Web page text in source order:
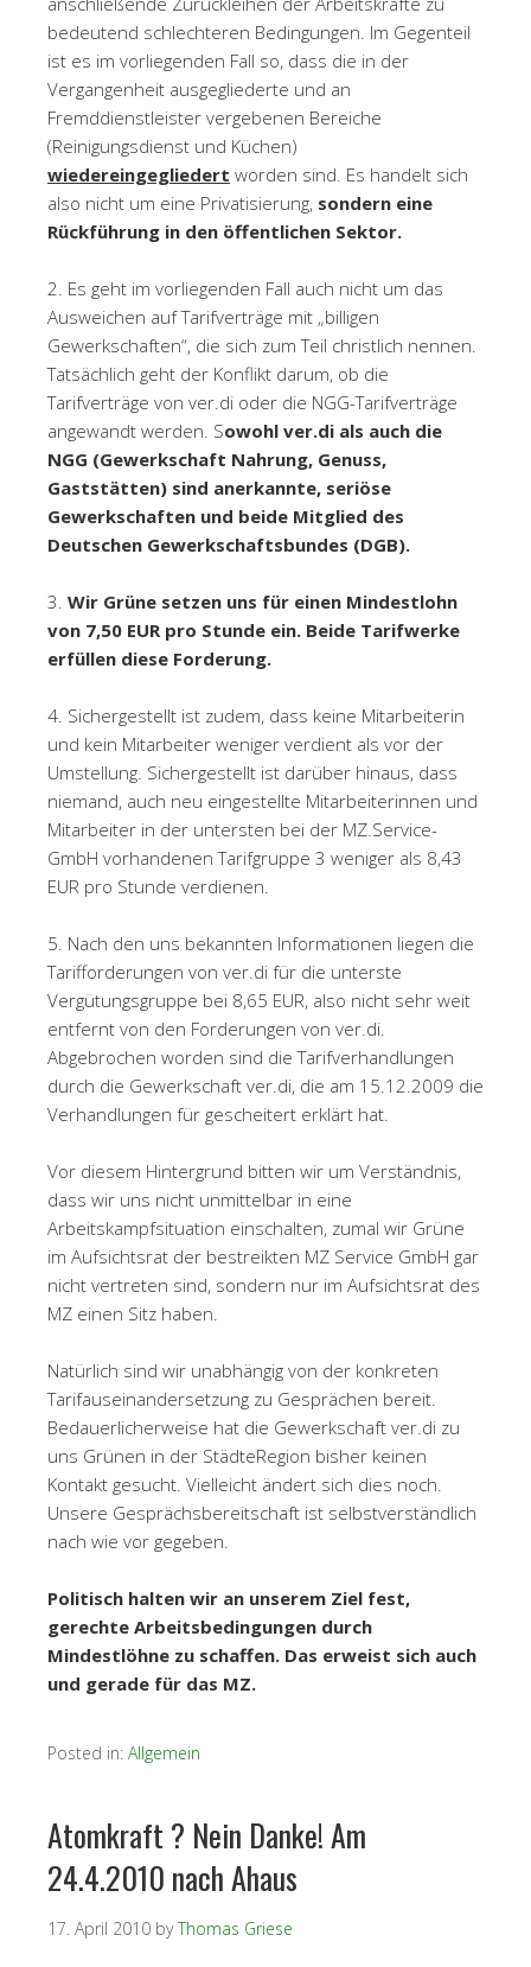
bedeutend schlechteren Bedingungen. Im Gegenteil
ist es im vorliegenden Fall so, dass die in der
Vergangenheit ausgegliederte und an
Fremddienstleister vergebenen Bereiche
(Reinigungsdienst und Küchen)
wiedereingegliedert worden sind. Es handelt sich
also nicht um eine Privatisierung, sondern eine
Rückführung in den öffentlichen Sektor.
2. Es geht im vorliegenden Fall auch nicht um das
Ausweichen auf Tarifverträge mit „billigen
Gewerkschaften“, die sich zum Teil christlich nennen.
Tatsächlich geht der Konflikt darum, ob die
Tarifverträge von ver.di oder die NGG-Tarifverträge
angewandt werden. Sowohl ver.di als auch die
NGG (Gewerkschaft Nahrung, Genuss,
Gaststätten) sind anerkannte, seriöse
Gewerkschaften und beide Mitglied des
Deutschen Gewerkschaftsbundes (DGB).
3. Wir Grüne setzen uns für einen Mindestlohn
von 7,50 EUR pro Stunde ein. Beide Tarifwerke
erfüllen diese Forderung.
4. Sichergestellt ist zudem, dass keine Mitarbeiterin
und kein Mitarbeiter weniger verdient als vor der
Umstellung. Sichergestellt ist darüber hinaus, dass
niemand, auch neu eingestellte Mitarbeiterinnen und
Mitarbeiter in der untersten bei der MZ.Service-
GmbH vorhandenen Tarifgruppe 3 weniger als 8,43
EUR pro Stunde verdienen.
5. Nach den uns bekannten Informationen liegen die
Tarifforderungen von ver.di für die unterste
Vergütungsgruppe bei 8,65 EUR, also nicht sehr weit
entfernt von den Forderungen von ver.di.
Abgebrochen worden sind die Tarifverhandlungen
durch die Gewerkschaft ver.di, die am 15.12.2009 die
Verhandlungen für gescheitert erklärt hat.
Vor diesem Hintergrund bitten wir um Verständnis,
dass wir uns nicht unmittelbar in eine
Arbeitskampfsituation einschalten, zumal wir Grüne
im Aufsichtsrat der bestreikten MZ Service GmbH gar
nicht vertreten sind, sondern nur im Aufsichtsrat des
MZ einen Sitz haben.
Natürlich sind wir unabhängig von der konkreten
Tarifauseinandersetzung zu Gesprächen bereit.
Bedauerlicherweise hat die Gewerkschaft ver.di zu
uns Grünen in der StädteRegion bisher keinen
Kontakt gesucht. Vielleicht ändert sich dies noch.
Unsere Gesprächsbereitschaft ist selbstverständlich
nach wie vor gegeben.
Politisch halten wir an unserem Ziel fest,
gerechte Arbeitsbedingungen durch
Mindestlöhne zu schaffen. Das erweist sich auch
und gerade für das MZ.
Posted in: Allgemein
Atomkraft ? Nein Danke! Am
24.4.2010 nach Ahaus
17. April 2010 byThomas Griese